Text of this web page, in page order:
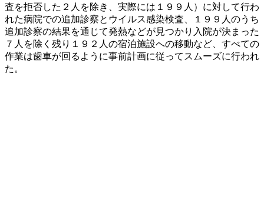
査を拒否した２人を除き、実際には１９９人）に対して行わ
れた病院での追加診察とウイルス感染検査、１９９人のうち
追加診察の結果を通じて発熱などが見つかり入院が決まった
７人を除く残り１９２人の宿泊施設への移動など、すべての
作業は歯車が回るように事前計画に従ってスムーズに行われ
た。